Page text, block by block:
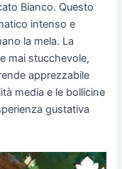
Bianco. Questo
intenso e
la mela. La
mai stucchevole,
apprezzabile
media e le bollicine
gustativa